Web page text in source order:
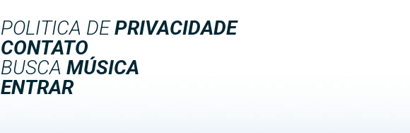
POLITICA DEPRIVACIDADE
CONTATO
BUSCA MÚSICA
ENTRAR